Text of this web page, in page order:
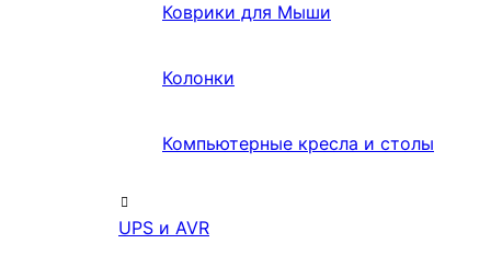
Коврики для Мыши
Колонки
Компьютерные кресла и столы
UPS и AVR